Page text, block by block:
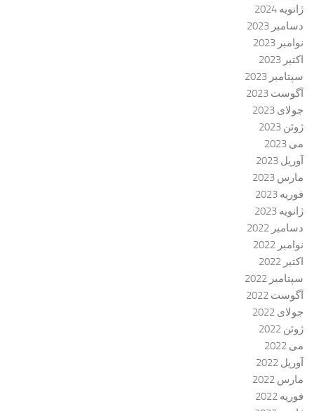
ژانویه 2024
دسامبر 2023
نوامبر 2023
اکتبر 2023
سپتامبر 2023
آگوست 2023
جولای 2023
ژوئن 2023
می 2023
آوریل 2023
مارس 2023
فوریه 2023
ژانویه 2023
دسامبر 2022
نوامبر 2022
اکتبر 2022
سپتامبر 2022
آگوست 2022
جولای 2022
ژوئن 2022
می 2022
آوریل 2022
مارس 2022
فوریه 2022